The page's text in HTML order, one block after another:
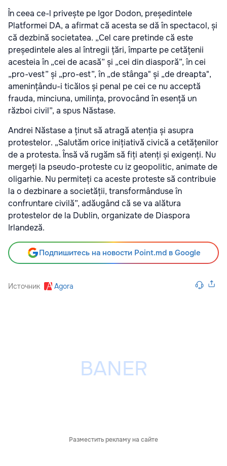
În ceea ce-l privește pe Igor Dodon, președintele
Platformei DA, a afirmat că acesta se dă în spectacol, și
că dezbină societatea. „Cel care pretinde că este
președintele ales al întregii țări, împarte pe cetățenii
acesteia în „cei de acasă” și „cei din diasporă”, în cei
„pro-vest” și „pro-est”, în „de stânga" și „de dreapta",
amenințându-i ticălos și penal pe cei ce nu acceptă
frauda, minciuna, umilința, provocând în esență un
război civil”, a spus Năstase.
Andrei Năstase a ținut să atragă atenția și asupra
protestelor. „Salutăm orice inițiativă civică a cetățenilor
de a protesta. Însă vă rugăm să fiți atenți și exigenți. Nu
mergeți la pseudo-proteste cu iz geopolitic, animate de
oligarhie. Nu permiteți ca aceste proteste să contribuie
la o dezbinare a societății, transformânduse în
confruntare civilă”, adăugând că se va alătura
protestelor de la Dublin, organizate de Diaspora
Irlandeză.
Подпишитесь на новости Point.md в Google
Источник Agora
Разместить рекламу на сайте